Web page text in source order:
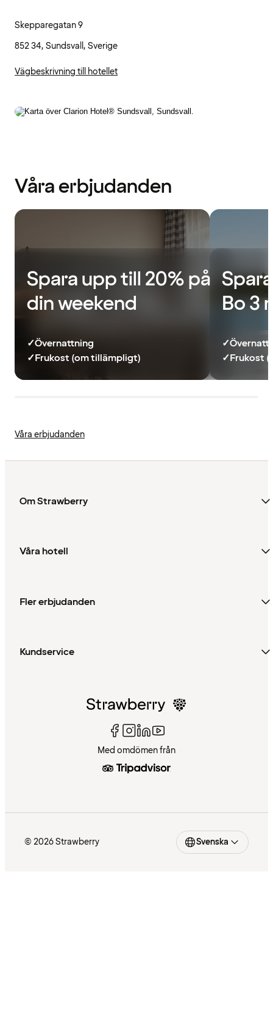
Skepparegatan 9
852 34, Sundsvall, Sverige
Vägbeskrivning till hotellet
Våra erbjudanden
Spara upp till 20% på
din weekend
✓Övernattning
✓Frukost (om tillämpligt)
Bo 3
✓
✓Frukost
Våra erbjudanden
Om Strawberry
Våra hotell
Fler erbjudanden
Kundservice
Med omdömen från
© 2026 Strawberry Svenska